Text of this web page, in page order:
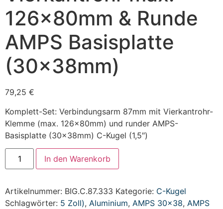
126x80mm & Runde
AMPS Basisplatte
(30x38mm)
79,25 €
Komplett-Set: Verbindungsarm 87mm mit Vierkantrohr-
Klemme (max. 126x80mm) und runder AMPS-
Basisplatte (30x38mm) C-Kugel (1,5″)
In den Warenkorb
Artikelnummer: BIG.C.87.333 Kategorie: C-Kugel
Schlagwörter: 5 Zoll), Aluminium, AMPS 30x38, AMPS